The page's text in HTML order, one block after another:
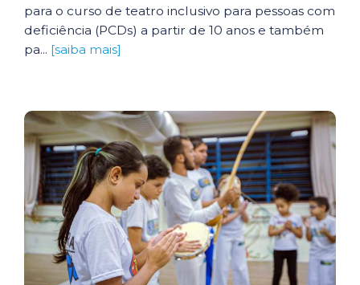
para o curso de teatro inclusivo para pessoas com
deficiência (PCDs) a partir de 10 anos e também
pa... [saiba mais]